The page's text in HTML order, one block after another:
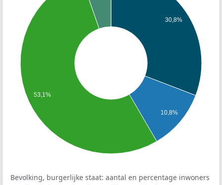
30,8%
10,8%
53,1%
Bevolking, burgerlijke staat: aantal en percentage inwoners